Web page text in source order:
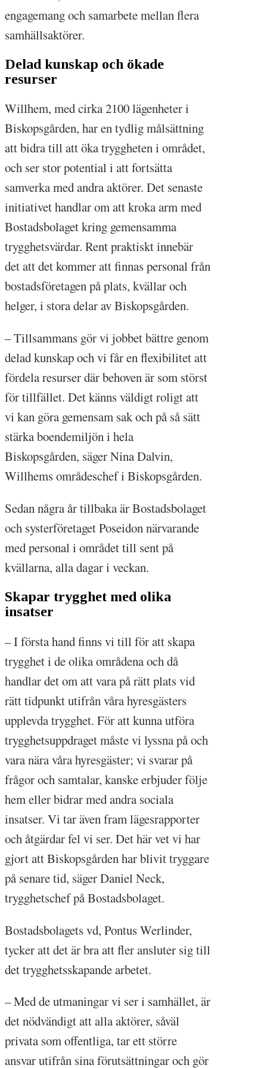
engagemang och samarbete mellan flera
samhällsaktörer.
Delad kunskap och ökade
resurser
Willhem, med cirka 2100 lägenheter i
Biskopsgården, har en tydlig målsättning
att bidra till att öka tryggheten i området,
och ser stor potential i att fortsätta
samverka med andra aktörer. Det senaste
initiativet handlar om att kroka arm med
Bostadsbolaget kring gemensamma
trygghetsvärdar. Rent praktiskt innebär
det att det kommer att finnas personal från
bostadsföretagen på plats, kvällar och
helger, i stora delar av Biskopsgården.
– Tillsammans gör vi jobbet bättre genom
delad kunskap och vi får en flexibilitet att
fördela resurser där behoven är som störst
för tillfället. Det känns väldigt roligt att
vi kan göra gemensam sak och på så sätt
stärka boendemiljön i hela
Biskopsgården, säger Nina Dalvin,
Willhems områdeschef i Biskopsgården.
Sedan några år tillbaka är Bostadsbolaget
och systerföretaget Poseidon närvarande
med personal i området till sent på
kvällarna, alla dagar i veckan.
Skapar trygghet med olika
insatser
– I första hand finns vi till för att skapa
trygghet i de olika områdena och då
handlar det om att vara på rätt plats vid
rätt tidpunkt utifrån våra hyresgästers
upplevda trygghet. För att kunna utföra
trygghetsuppdraget måste vi lyssna på och
vara nära våra hyresgäster; vi svarar på
frågor och samtalar, kanske erbjuder följe
hem eller bidrar med andra sociala
insatser. Vi tar även fram lägesrapporter
och åtgärdar fel vi ser. Det här vet vi har
gjort att Biskopsgården har blivit tryggare
på senare tid, säger Daniel Neck,
trygghetschef på Bostadsbolaget.
Bostadsbolagets vd, Pontus Werlinder,
tycker att det är bra att fler ansluter sig till
det trygghetsskapande arbetet.
– Med de utmaningar vi ser i samhället, är
det nödvändigt att alla aktörer, såväl
privata som offentliga, tar ett större
ansvar utifrån sina förutsättningar och gör